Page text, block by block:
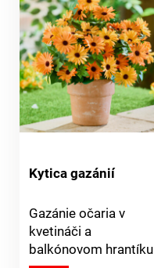
Eldo.
Kytica gazánií
Gazánie očaria v
kvetináči a
balkónovom hrantíku